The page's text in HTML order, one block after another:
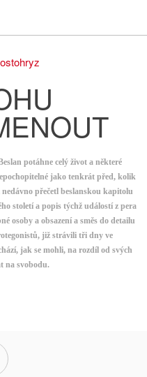
potáhne celý život a některé
jako tenkrát před, kolik
přečetl beslanskou kapitolu
století a popis týchž událostí z pera
osoby a obsazení a směs do detailu
již strávili tři dny ve
jak se mohli, na rozdíl od svých
na svobodu.